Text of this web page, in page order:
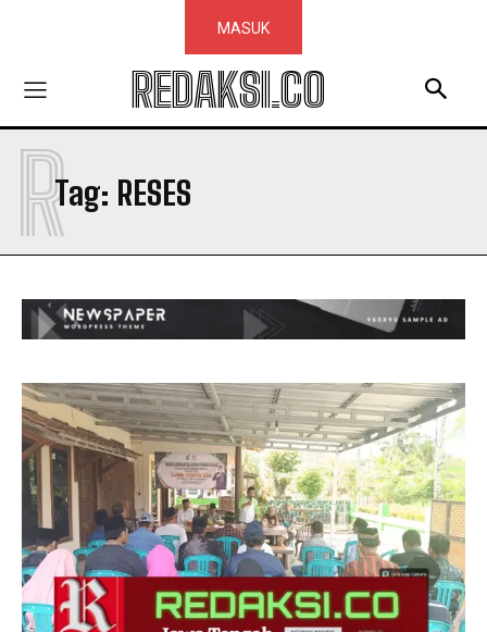
MASUK
REDAKSI.CO
Tag: RESES
R